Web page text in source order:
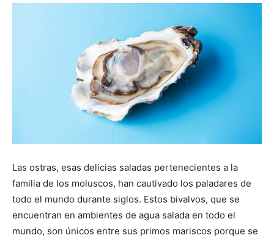
Las ostras, esas delicias saladas pertenecientes a la
familia de los moluscos, han cautivado los paladares de
todo el mundo durante siglos. Estos bivalvos, que se
encuentran en ambientes de agua salada en todo el
mundo, son únicos entre sus primos mariscos porque se